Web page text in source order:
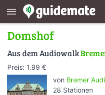
menu
Domshof
Aus dem Audiowalk
Preis: 1.99 €
von Bremer
28 Stationen